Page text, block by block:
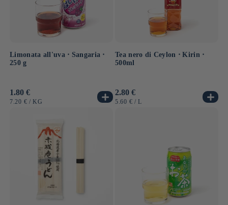
Limonata all'uva ⋅ Sangaria ⋅
250 g
Prezzo
di
1.80 €
PREZZO
7.20 € / PER
KG
Tea nero di Ceylon ⋅ Kirin ⋅
500ml
Prezzo
di
2.80 €
PREZZO
5.60 € / PER
L